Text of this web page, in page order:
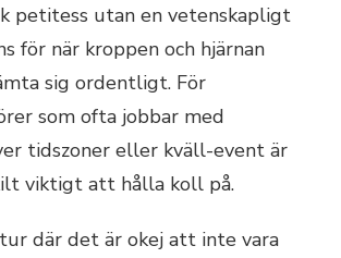
petitess utan en vetenskapligt
för när kroppen och hjärnan
sig ordentligt. För
som ofta jobbar med
tidszoner eller kväll-event är
viktigt att hålla koll på.
där det är okej att inte vara